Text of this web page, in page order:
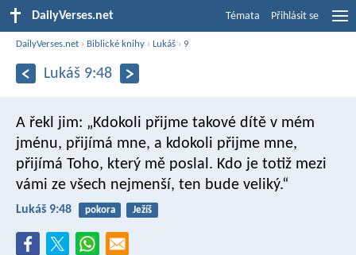
DailyVerses.net Témata Přihlásit se
DailyVerses.net › Biblické knihy ›Lukáš › 9
Lukáš 9:48
A řekl jim: „Kdokoli přijme takové dítě v mém
jménu, přijímá mne, a kdokoli přijme mne,
přijímá Toho, který mě poslal. Kdo je totiž mezi
vámi ze všech nejmenší, ten bude veliký.“
Lukáš 9:48 pokora Ježíš